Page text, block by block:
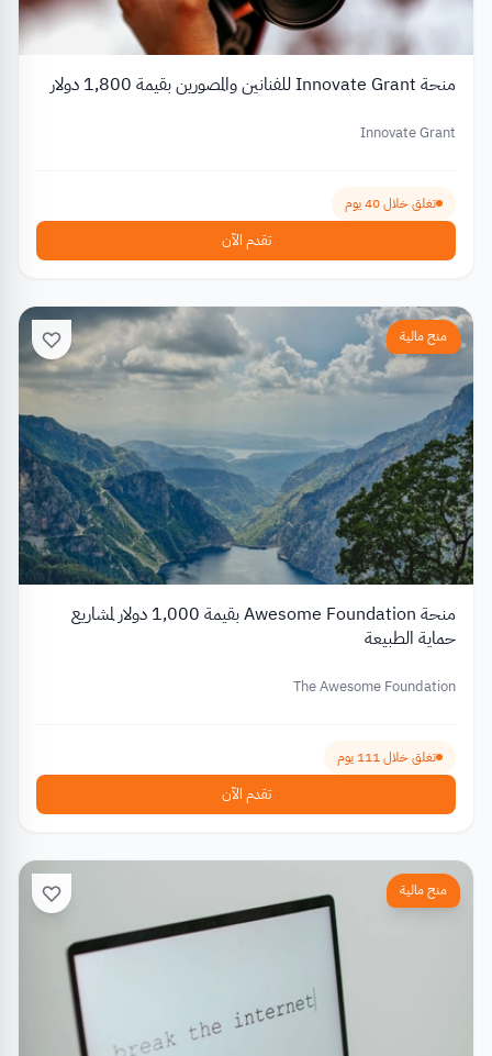
منحة Innovate Grant للفنانين والمصورين بقيمة 1,800 دولار
Innovate Grant
تغلق خلال 40 يوم
تقدم الآن
منح مالية
منحة Awesome Foundation بقيمة 1,000 دولار لمشاريع
حماية الطبيعة
The Awesome Foundation
تغلق خلال 111 يوم
تقدم الآن
منح مالية